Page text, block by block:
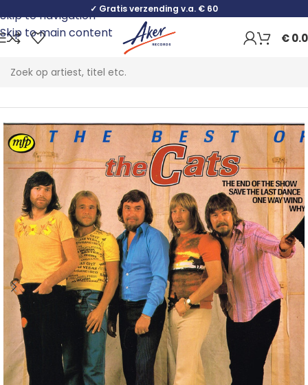
Skip to navigation
Skip to main content
✓ Gratis verzending v.a. € 60
€
Home Pop